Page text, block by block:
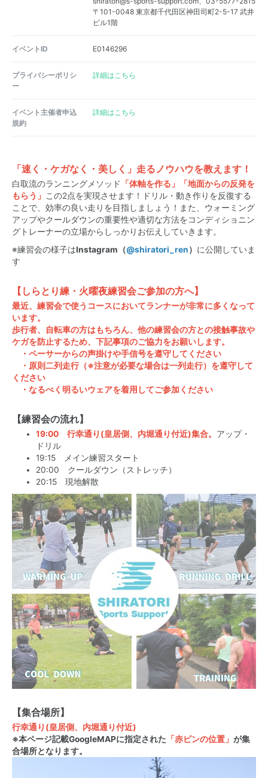
〒101-0048 東京都千代田区神田司町2-5-17 武井
ビル1階
イベントID E0146296
プライバシーポリシ
ー
詳細はこちら
イベント主催者申込
規約
詳細はこちら
「速く・ケガなく・美しく」走るノウハウを教えます！
白取流のランニングメソッド 「体軸を作る」
「地面からの反発を
もらう 」 この2点を実現させます！ドリル・動き作りを反復する
ことで、効率の良い走りを目指しましょう！また、ウォーミング
アップやクールダウンの重要性や適切な方法をコンディショニン
グトレーナーの立場からしっかりお伝えしていきます。
※練習会の様子はInstagram（@shiratori_ren） に公開していま
す
【しらとり練・火曜夜練習会ご参加の方へ】
最近、練習会で使うコースにおいてランナーが非常に多くなって
います。
歩行者、自転車の方はもちろん、他の練習会の方との接触事故や
ケガを防止するため、下記事項のご協力をお願いします。
・ペーサーからの声掛けや手信号を遵守してください
・原則二列走行（※注意が必要な場合は一列走行）を遵守して
ください
・なるべく明るいウェアを着用してご参加ください
【練習会の流れ】
19:00 行幸通り(皇居側、内堀通り付近)集合。 アップ・
ドリル
19:15 メイン練習スタート
20:00 クールダウン（ストレッチ）
20:15 現地解散
【集合場所】
行幸通り(皇居側、内堀通り付近)
※本ページ記載GoogleMAPに指定された 「赤ピンの位置」 が集
合場所となります。